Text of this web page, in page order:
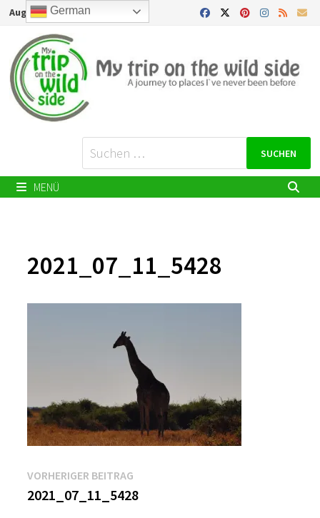
Zurück
Inhalt
August 8, 2026
Suchen
nach:
MENÜ
2021_07_11_5428
Beitragsnavigation
VORHERIGER BEITRAG
Beitrag:
2021_07_11_5428
German